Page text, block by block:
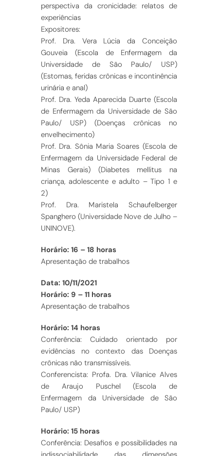
perspectiva da cronicidade: relatos de
experiências
Expositores:
Prof. Dra. Vera Lúcia da Conceição
Gouveia (Escola de Enfermagem da
Universidade de São Paulo/ USP)
(Estomas, feridas crônicas e incontinência
urinária e anal)
Prof. Dra. Yeda Aparecida Duarte (Escola
de Enfermagem da Universidade de São
Paulo/ USP) (Doenças crônicas no
envelhecimento)
Prof. Dra. Sônia Maria Soares (Escola de
Enfermagem da Universidade Federal de
Minas Gerais) (Diabetes mellitus na
criança, adolescente e adulto – Tipo 1 e
2)
Prof. Dra. Maristela Schaufelberger
Spanghero (Universidade Nove de Julho –
UNINOVE).
Horário: 16 – 18 horas
Apresentação de trabalhos
Data: 10/11/2021
Horário: 9 – 11 horas
Apresentação de trabalhos
Horário: 14 horas
Conferência: Cuidado orientado por
evidências no contexto das Doenças
crônicas não transmissíveis.
Conferencista: Profa. Dra. Vilanice Alves
de Araujo Puschel (Escola de
Enfermagem da Universidade de São
Paulo/ USP)
Horário: 15 horas
Conferência: Desafios e possibilidades na